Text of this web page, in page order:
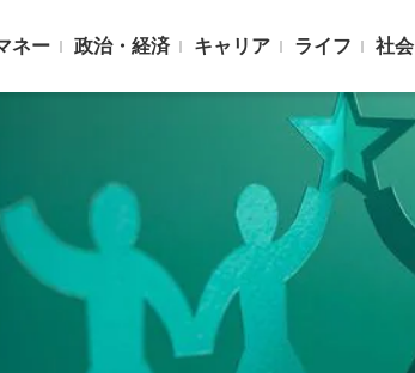
ネー 政治・経済 キャリア ライフ 社会